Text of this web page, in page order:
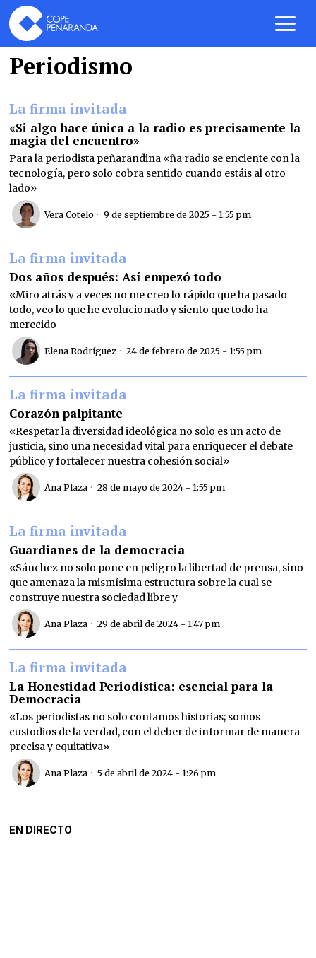
Periodismo
La firma invitada
«Si algo hace única a la radio es precisamente la
magia del encuentro»
Para la periodista peñarandina «ña radio se enciente con la
tecnología, pero solo cobra sentido cuando estáis al otro
lado»
Vera Cotelo 9 de septiembre de 2025 - 1:55 pm
La firma invitada
Dos años después: Así empezó todo
«Miro atrás y a veces no me creo lo rápido que ha pasado
todo, veo lo que he evolucionado y siento que todo ha
merecido
Elena Rodríguez 24 de febrero de 2025 - 1:55 pm
La firma invitada
Corazón palpitante
«Respetar la diversidad ideológica no solo es un acto de
justicia, sino una necesidad vital para enriquecer el debate
público y fortalecer nuestra cohesión social»
Ana Plaza 28 de mayo de 2024 - 1:55 pm
La firma invitada
Guardianes de la democracia
«Sánchez no solo pone en peligro la libertad de prensa, sino
que amenaza la mismísima estructura sobre la cual se
construye nuestra sociedad libre y
Ana Plaza 29 de abril de 2024 - 1:47 pm
La firma invitada
La Honestidad Periodística: esencial para la
Democracia
«Los periodistas no solo contamos historias; somos
custodios de la verdad, con el deber de informar de manera
precisa y equitativa»
Ana Plaza 5 de abril de 2024 - 1:26 pm
EN DIRECTO